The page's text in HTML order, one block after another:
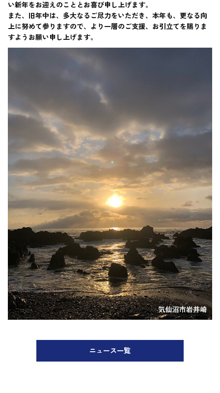
い新年をお迎えのこととお喜び申し上げます。
また、旧年中は、多大なるご尽力をいただき、本年も、更なる向
上に努めて参りますので、より一層のご支援、お引立てを賜りま
すようお願い申し上げます。
ニュース一覧